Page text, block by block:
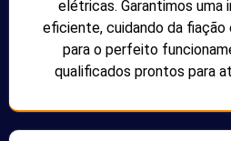
elétricas. Garantimos uma
eficiente, cuidando da
para o perfeito
qualificados prontos para